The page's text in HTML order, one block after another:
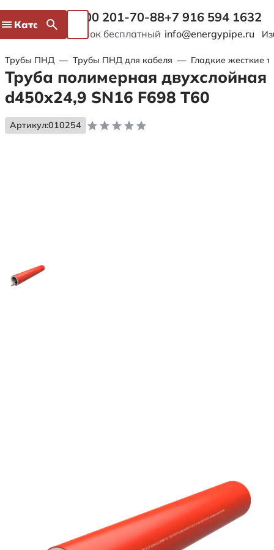
Каталог 8 800 201-70-88
Звонок бесплатный
+7 916 594 1632
info@energypipe.ru
Трубы ПНД — Трубы ПНД для кабеля — Гладкие жесткие
Труба полимерная двухслойная
d450х24,9 SN16 F698 Т60
Артикул:010254